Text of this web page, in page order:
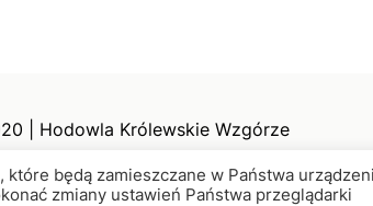
| Hodowla Królewskie Wzgórze
będą zamieszczane w Państwa
zmiany ustawień Państwa przeglądarki